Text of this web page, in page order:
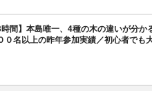
時間】本島唯一、4種の木の違いが分
名以上の昨年参加実績／初心者でも